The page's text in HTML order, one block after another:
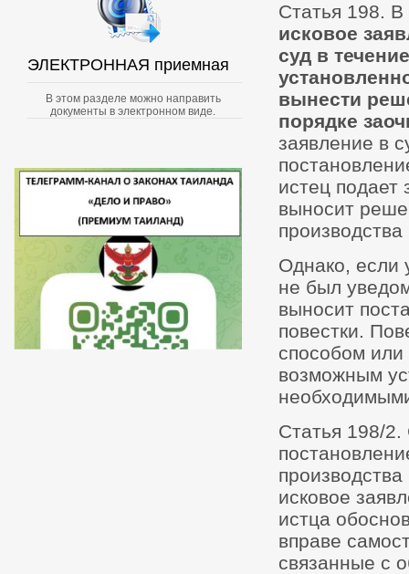
ЭЛЕКТРОННАЯ приемная
В этом разделе можно направить
документы в электронном виде.
Статья 198.
исковое
суд в
вынести
порядке
заявление в
истец подает
выносит
Однако, если
не был
выносит
повестки.
способом
возможным
Статья 198/
исковое
истца
вправе
связанные с